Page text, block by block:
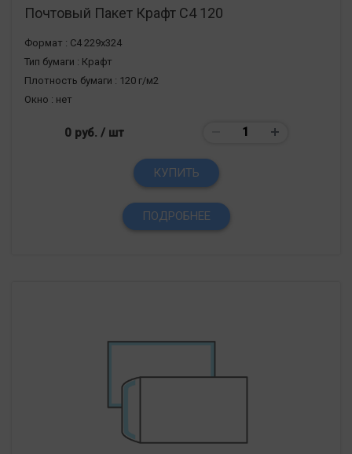
Почтовый Пакет Крафт С4 120
Формат : С4 229х324
Тип бумаги : Крафт
Плотность бумаги : 120 г/м2
Окно : нет
0 руб. / шт
КУПИТЬ
ПОДРОБНЕЕ